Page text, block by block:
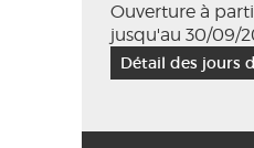
Ouverture à
jusqu'au 30/09/